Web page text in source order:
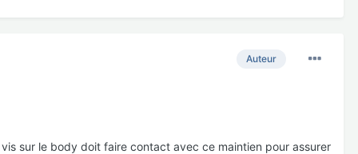
Auteur
sur le body doit faire contact avec ce maintien pour assurer